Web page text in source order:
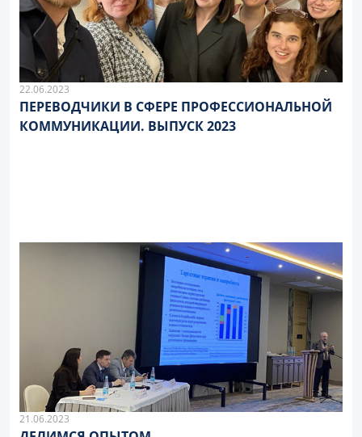
22.06.2023
ПЕРЕВОДЧИКИ В СФЕРЕ ПРОФЕССИОНАЛЬНОЙ
КОММУНИКАЦИИ. ВЫПУСК 2023
21.06.2023